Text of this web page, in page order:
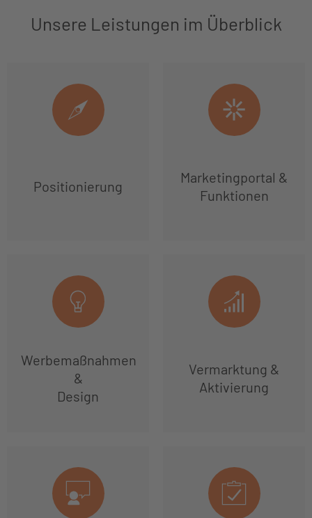
Unsere Leistungen im Überblick
Positionierung
Marketingportal &
Funktionen
Werbemaßnahmen
&
Design
Vermarktung &
Aktivierung